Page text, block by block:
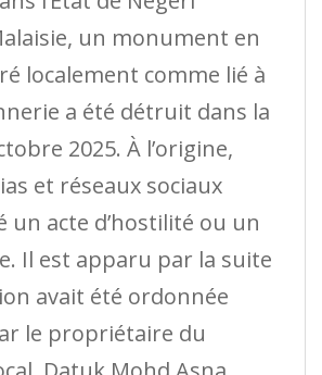
un monument en
localement comme lié à
a été détruit dans la
2025. À l’origine,
et réseaux sociaux
un acte d’hostilité ou un
Il est apparu par la suite
avait été ordonnée
le propriétaire du